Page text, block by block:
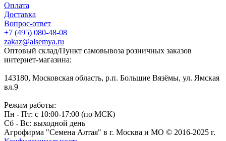
Оплата
Доставка
Вопрос-ответ
+7 (495) 080-48-08
zakaz@alsemya.ru
Оптовый склад/Пункт самовывоза розничных заказов
интернет-магазина:
143180, Московская область, р.п. Большие Вязёмы, ул. Ямская
вл.9
Режим работы:
Пн - Пт: с 10:00-17:00 (по МСК)
Сб - Вс: выходной день
Агрофирма "Семена Алтая" в г. Москва и МО © 2016-2025 г.